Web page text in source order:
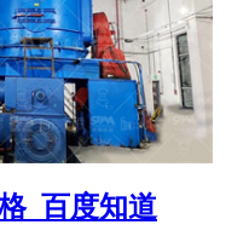
_百度知道